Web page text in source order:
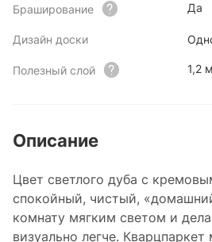
Браширование Да
Дизайн доски
Полезный слой 1,2
Описание
Цвет светлого дуба с
спокойный, чистый,
комнату мягким светом и
визуально легче.